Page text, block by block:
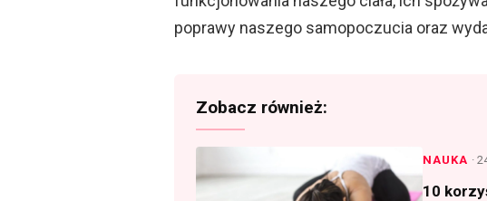
poprawy naszego samopoczucia oraz
Zobacz również:
NAUKA ·
10